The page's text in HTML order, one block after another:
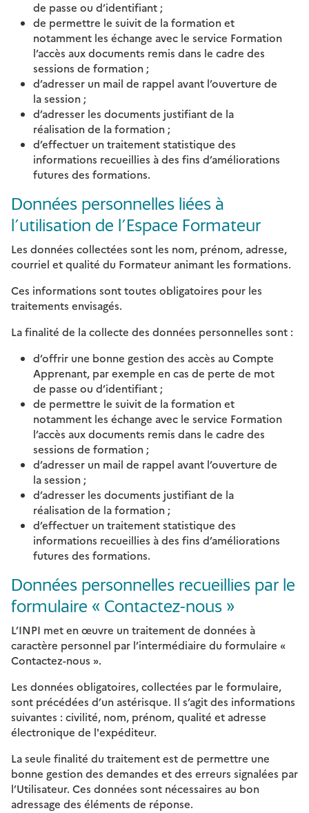
de passe ou d’identifiant ;
de permettre le suivit de la formation et
notamment les échange avec le service Formation
l’accès aux documents remis dans le cadre des
sessions de formation ;
d’adresser un mail de rappel avant l’ouverture de
la session ;
d’adresser les documents justifiant de la
réalisation de la formation ;
d’effectuer un traitement statistique des
informations recueillies à des fins d’améliorations
futures des formations.
Données personnelles liées à
l’utilisation de l’Espace Formateur
Les données collectées sont les nom, prénom, adresse,
courriel et qualité du Formateur animant les formations.
Ces informations sont toutes obligatoires pour les
traitements envisagés.
La finalité de la collecte des données personnelles sont :
d’offrir une bonne gestion des accès au Compte
Apprenant, par exemple en cas de perte de mot
de passe ou d’identifiant ;
de permettre le suivit de la formation et
notamment les échange avec le service Formation
l’accès aux documents remis dans le cadre des
sessions de formation ;
d’adresser un mail de rappel avant l’ouverture de
la session ;
d’adresser les documents justifiant de la
réalisation de la formation ;
d’effectuer un traitement statistique des
informations recueillies à des fins d’améliorations
futures des formations.
Données personnelles recueillies par le
formulaire « Contactez-nous »
L’INPI met en œuvre un traitement de données à
caractère personnel par l’intermédiaire du formulaire «
Contactez-nous ».
Les données obligatoires, collectées par le formulaire,
sont précédées d’un astérisque. Il s’agit des informations
suivantes : civilité, nom, prénom, qualité et adresse
électronique de l'expéditeur.
La seule finalité du traitement est de permettre une
bonne gestion des demandes et des erreurs signalées par
l’Utilisateur. Ces données sont nécessaires au bon
adressage des éléments de réponse.